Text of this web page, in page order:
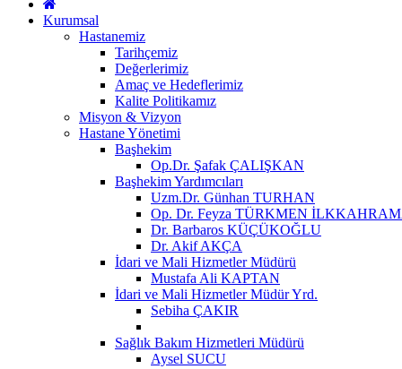
Kurumsal
Hastanemiz
Tarihçemiz
Değerlerimiz
Amaç ve Hedeflerimiz
Kalite Politikamız
Misyon & Vizyon
Hastane Yönetimi
Başhekim
Op.Dr. Şafak ÇALIŞKAN
Başhekim Yardımcıları
Uzm.Dr. Günhan TURHAN
Op. Dr. Feyza TÜRKMEN
Dr. Barbaros KÜÇÜKOĞLU
Dr. Akif AKÇA
İdari ve Mali Hizmetler Müdürü
Mustafa Ali KAPTAN
İdari ve Mali Hizmetler Müdür Yrd.
Sebiha ÇAKIR
Sağlık Bakım Hizmetleri Müdürü
Aysel SUCU